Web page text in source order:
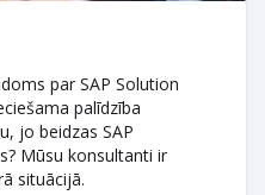
par SAP Solution
palīdzība
jo beidzas SAP
Mūsu konsultanti ir
situācijā.